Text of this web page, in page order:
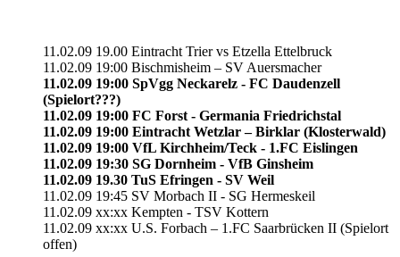
11.02.09 19.00 Eintracht Trier vs Etzella Ettelbruck
11.02.09 19:00 Bischmisheim – SV Auersmacher
11.02.09 19:00 SpVgg Neckarelz - FC Daudenzell
(Spielort???)
11.02.09 19:00 FC Forst - Germania Friedrichstal
11.02.09 19:00 Eintracht Wetzlar – Birklar (Klosterwald)
11.02.09 19:00 VfL Kirchheim/Teck - 1.FC Eislingen
11.02.09 19:30 SG Dornheim - VfB Ginsheim
11.02.09 19.30 TuS Efringen - SV Weil
11.02.09 19:45 SV Morbach II - SG Hermeskeil
11.02.09 xx:xx Kempten - TSV Kottern
11.02.09 xx:xx U.S. Forbach – 1.FC Saarbrücken II (Spielort
offen)